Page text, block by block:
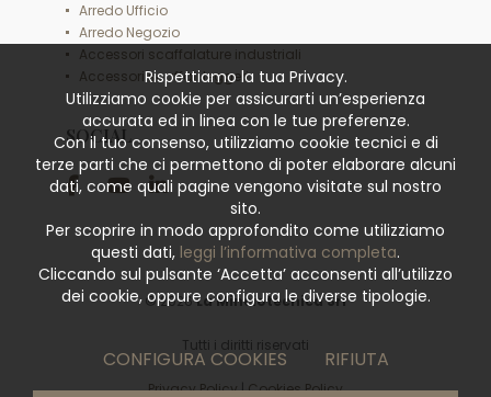
Arredo Ufficio
Arredo Negozio
Accessori scaffalature industriali
Accessori scaffali leggeri
SOCIAL
© 2026La Minciotecnica Srl
Tutti i diritti riservati
Privacy Policy|Cookies Policy
Rispettiamo la tua Privacy.
Utilizziamo cookie per assicurarti un’esperienza
accurata ed in linea con le tue preferenze.
Con il tuo consenso, utilizziamo cookie tecnici e di
terze parti che ci permettono di poter elaborare alcuni
dati, come quali pagine vengono visitate sul nostro
sito.
Per scoprire in modo approfondito come utilizziamo
questi dati, leggi l’informativa completa.
Cliccando sul pulsante ‘Accetta’ acconsenti all’utilizzo
dei cookie, oppure configura le diverse tipologie.
CONFIGURA COOKIES RIFIUTA